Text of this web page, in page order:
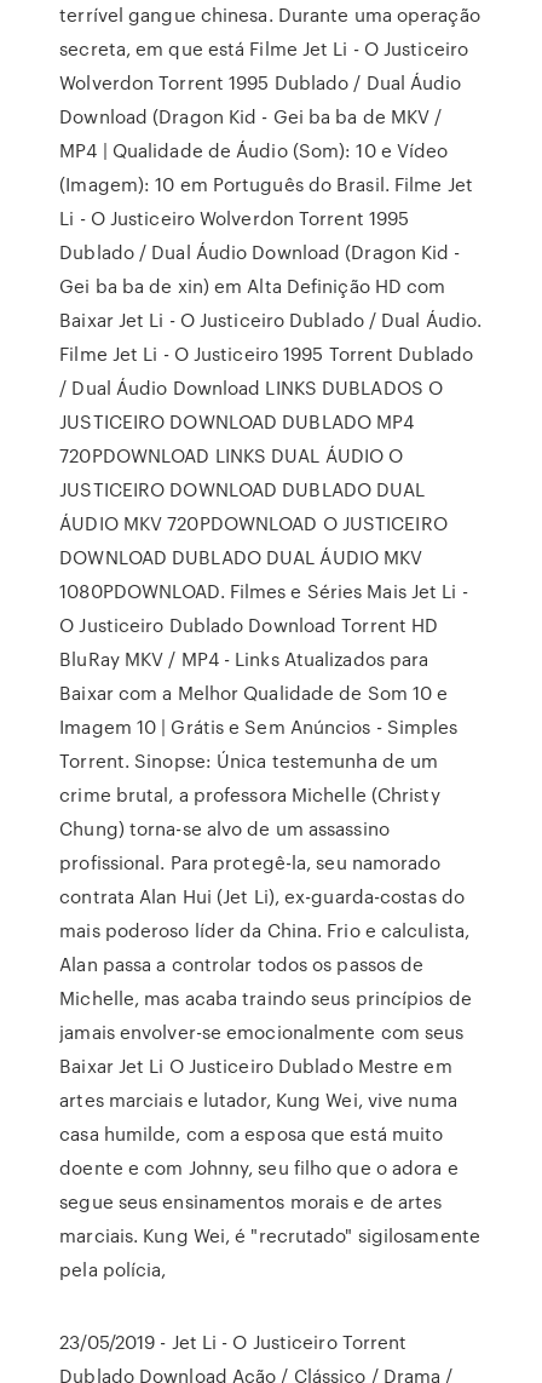
terrível gangue chinesa. Durante uma operação
secreta, em que está Filme Jet Li - O Justiceiro
Wolverdon Torrent 1995 Dublado / Dual Áudio
Download (Dragon Kid - Gei ba ba de MKV /
MP4 | Qualidade de Áudio (Som): 10 e Vídeo
(Imagem): 10 em Português do Brasil. Filme Jet
Li - O Justiceiro Wolverdon Torrent 1995
Dublado / Dual Áudio Download (Dragon Kid -
Gei ba ba de xin) em Alta Definição HD com
Baixar Jet Li - O Justiceiro Dublado / Dual Áudio.
Filme Jet Li - O Justiceiro 1995 Torrent Dublado
/ Dual Áudio Download LINKS DUBLADOS O
JUSTICEIRO DOWNLOAD DUBLADO MP4
720PDOWNLOAD LINKS DUAL ÁUDIO O
JUSTICEIRO DOWNLOAD DUBLADO DUAL
ÁUDIO MKV 720PDOWNLOAD O JUSTICEIRO
DOWNLOAD DUBLADO DUAL ÁUDIO MKV
1080PDOWNLOAD. Filmes e Séries Mais Jet Li -
O Justiceiro Dublado Download Torrent HD
BluRay MKV / MP4 - Links Atualizados para
Baixar com a Melhor Qualidade de Som 10 e
Imagem 10 | Grátis e Sem Anúncios - Simples
Torrent. Sinopse: Única testemunha de um
crime brutal, a professora Michelle (Christy
Chung) torna-se alvo de um assassino
profissional. Para protegê-la, seu namorado
contrata Alan Hui (Jet Li), ex-guarda-costas do
mais poderoso líder da China. Frio e calculista,
Alan passa a controlar todos os passos de
Michelle, mas acaba traindo seus princípios de
jamais envolver-se emocionalmente com seus
Baixar Jet Li O Justiceiro Dublado Mestre em
artes marciais e lutador, Kung Wei, vive numa
casa humilde, com a esposa que está muito
doente e com Johnny, seu filho que o adora e
segue seus ensinamentos morais e de artes
marciais. Kung Wei, é "recrutado" sigilosamente
pela polícia,
23/05/2019 - Jet Li - O Justiceiro Torrent
Dublado Download Ação / Clássico / Drama /